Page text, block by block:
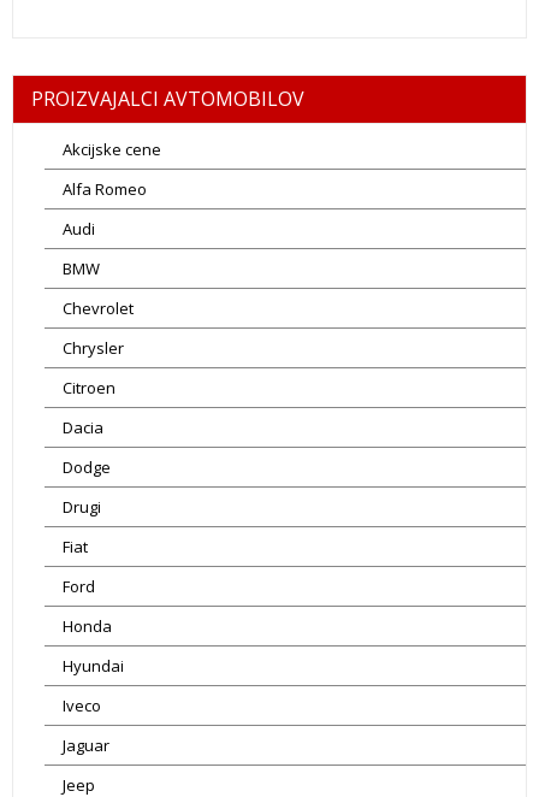
PROIZVAJALCI AVTOMOBILOV
Akcijske cene
Alfa Romeo
Audi
BMW
Chevrolet
Chrysler
Citroen
Dacia
Dodge
Drugi
Fiat
Ford
Honda
Hyundai
Iveco
Jaguar
Jeep